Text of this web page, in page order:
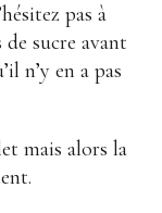
pas à
sucre avant
n’y en a pas
mais alors la